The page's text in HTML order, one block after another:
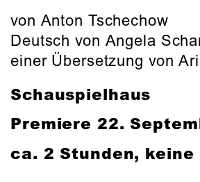
von Anton Tschechow
Deutsch von Angela
einer Übersetzung von
Schauspielhaus
Premiere 22.
ca. 2 Stunden, keine